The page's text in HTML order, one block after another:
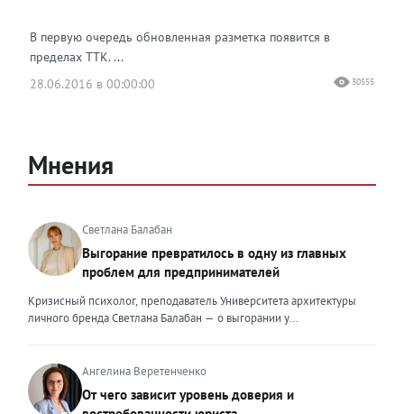
В первую очередь обновленная разметка появится в
пределах ТТК. ...
28.06.2016 в 00:00:00
30555
Мнения
Светлана Балабан
Выгорание превратилось в одну из главных
проблем для предпринимателей
Кризисный психолог, преподаватель Университета архитектуры
личного бренда Светлана Балабан — о выгорании у
проблемой, однако выгорание у предпринимателей заметно
отличается от выгорания у наёмных сотрудников. Наёмный
сотрудник может уйти на больничный или в отпуск, пожаловаться
Ангелина Веретенченко
От чего зависит уровень доверия и